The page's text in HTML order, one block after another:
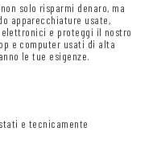
solo risparmi denaro, ma
apparecchiature usate,
e proteggi il nostro
e computer usati di alta
le tue esigenze.
e tecnicamente